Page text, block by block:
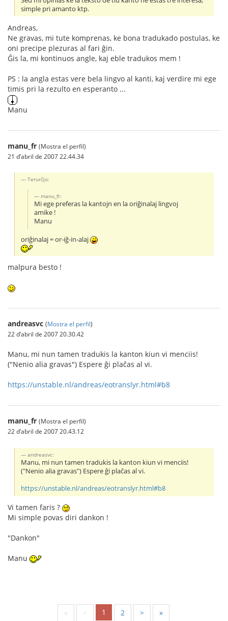
simple pri amanto ktp.
Andreas,
Ne gravas, mi tute komprenas, ke bona tradukado postulas, ke
oni precipe plezuras al fari ĝin.
Ĝis la, mi kontinuos angle, kaj eble tradukos mem !
PS : la angla estas vere bela lingvo al kanti, kaj verdire mi ege
timis pri la rezulto en esperanto ...
Manu
manu_fr (Mostra el perfil)
21 d’abril de 2007 22.44.34
Terurĉjo:
manu_fr:
Mi ege preferas la kantojn en la oriĝinalaj lingvoj
amike !
Manu
oriĝinalaj = or-iĝ-in-alaj
malpura besto !
andreasvc (Mostra el perfil)
22 d’abril de 2007 20.30.42
Manu, mi nun tamen tradukis la kanton kiun vi menciis!
("Nenio alia gravas") Espere ĝi plaĉas al vi.
https://unstable.nl/andreas/eotranslyr.html#b8
manu_fr (Mostra el perfil)
22 d’abril de 2007 20.43.12
andreasvc:
Manu, mi nun tamen tradukis la kanton kiun vi menciis!
("Nenio alia gravas") Espere ĝi plaĉas al vi.
https://unstable.nl/andreas/eotranslyr.html#b8
Vi tamen faris ?
Mi simple povas diri dankon !
"Dankon"
Manu
« < 1 2 > »